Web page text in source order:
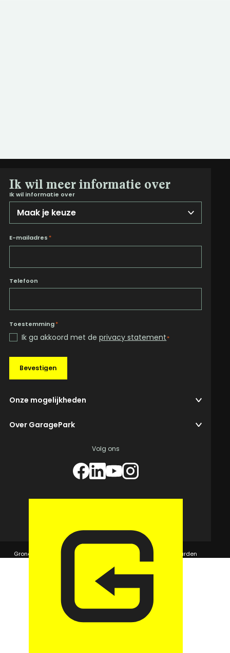
Ik wil meer informatie over
Ik wil informatie over
E-mailadres *
Telefoon
Toestemming*
Ik ga akkoord met deprivacy statement*
Bevestigen
Onze mogelijkheden
Over GaragePark
Volg ons
© 2026 GaragePark.
Grondposities
365Beheer & GaragePark Algemene voorwaarden